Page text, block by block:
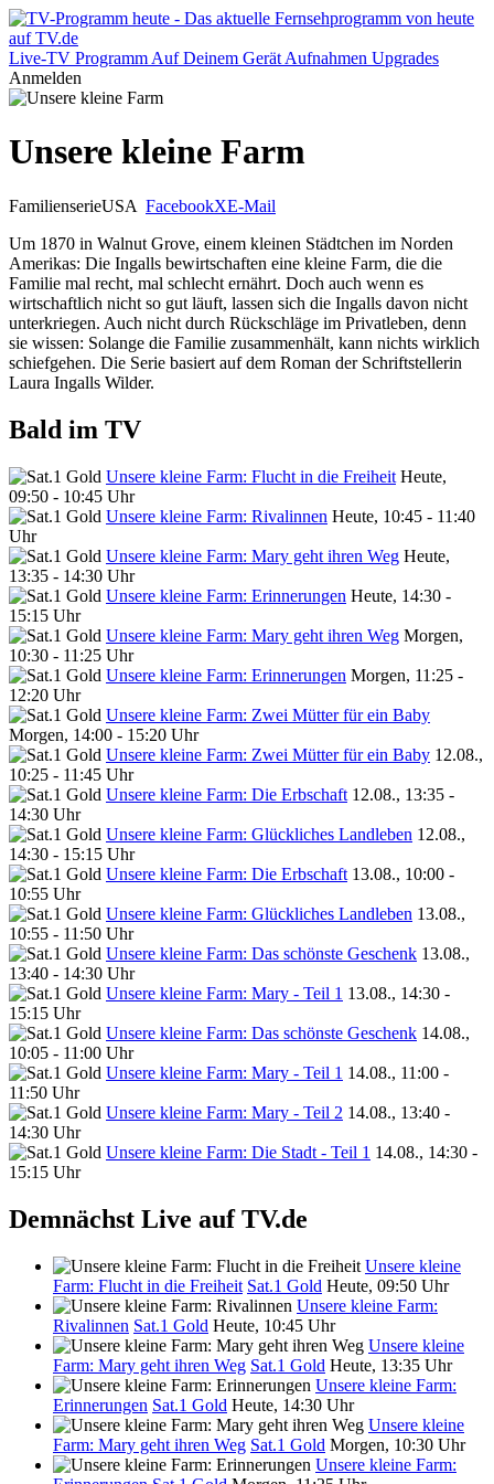
Live-TV Programm Auf Deinem Gerät Aufnahmen Upgrades
Anmelden
Unsere kleine Farm
FamilienserieUSA FacebookXE-Mail
Um 1870 in Walnut Grove, einem kleinen Städtchen im Norden
Amerikas: Die Ingalls bewirtschaften eine kleine Farm, die die
Familie mal recht, mal schlecht ernährt. Doch auch wenn es
wirtschaftlich nicht so gut läuft, lassen sich die Ingalls davon nicht
unterkriegen. Auch nicht durch Rückschläge im Privatleben, denn
sie wissen: Solange die Familie zusammenhält, kann nichts wirklich
schiefgehen. Die Serie basiert auf dem Roman der Schriftstellerin
Laura Ingalls Wilder.
Bald im TV
Unsere kleine Farm: Flucht in die Freiheit Heute,
09:50 - 10:45 Uhr
Unsere kleine Farm: Rivalinnen Heute, 10:45 - 11:40
Uhr
Unsere kleine Farm: Mary geht ihren Weg Heute,
13:35 - 14:30 Uhr
Unsere kleine Farm: Erinnerungen Heute, 14:30 -
15:15 Uhr
Unsere kleine Farm: Mary geht ihren Weg Morgen,
10:30 - 11:25 Uhr
Unsere kleine Farm: Erinnerungen Morgen, 11:25 -
12:20 Uhr
Unsere kleine Farm: Zwei Mütter für ein Baby
Morgen, 14:00 - 15:20 Uhr
Unsere kleine Farm: Zwei Mütter für ein Baby 12.08.,
10:25 - 11:45 Uhr
Unsere kleine Farm: Die Erbschaft 12.08., 13:35 -
14:30 Uhr
Unsere kleine Farm: Glückliches Landleben 12.08.,
14:30 - 15:15 Uhr
Unsere kleine Farm: Die Erbschaft 13.08., 10:00 -
10:55 Uhr
Unsere kleine Farm: Glückliches Landleben 13.08.,
10:55 - 11:50 Uhr
Unsere kleine Farm: Das schönste Geschenk 13.08.,
13:40 - 14:30 Uhr
Unsere kleine Farm: Mary - Teil 1 13.08., 14:30 -
15:15 Uhr
Unsere kleine Farm: Das schönste Geschenk 14.08.,
10:05 - 11:00 Uhr
Unsere kleine Farm: Mary - Teil 1 14.08., 11:00 -
11:50 Uhr
Unsere kleine Farm: Mary - Teil 2 14.08., 13:40 -
14:30 Uhr
Unsere kleine Farm: Die Stadt - Teil 1 14.08., 14:30 -
15:15 Uhr
Demnächst Live auf TV.de
Unsere kleine
Farm: Flucht in die Freiheit Sat.1 Gold Heute, 09:50 Uhr
Unsere kleine Farm:
Rivalinnen Sat.1 Gold Heute, 10:45 Uhr
Unsere kleine
Farm: Mary geht ihren Weg Sat.1 Gold Heute, 13:35 Uhr
Unsere kleine Farm:
Erinnerungen Sat.1 Gold Heute, 14:30 Uhr
Unsere kleine
Farm: Mary geht ihren Weg Sat.1 Gold Morgen, 10:30 Uhr
Unsere kleine Farm: